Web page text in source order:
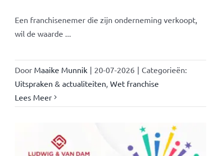
Een franchisenemer die zijn onderneming verkoopt,
wil de waarde ...
Door Maaike Munnik | 20-07-2026 | Categorieën:
Uitspraken & actualiteiten Wet franchise
Lees Meer